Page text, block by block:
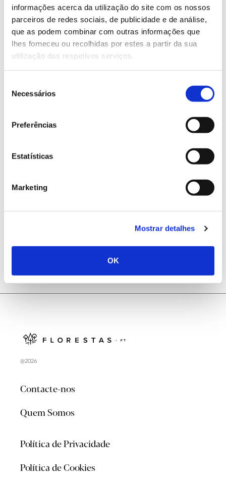
informações acerca da utilização do site com os nossos
parceiros de redes sociais, de publicidade e de análise,
que as podem combinar com outras informações que
lhes forneceu ou recolhidas por estes a partir da sua
utilização dos respetivos serviços.
Necessários
Preferências
Estatísticas
Marketing
Mostrar detalhes
OK
13.07.2026
Genoma do priolo e de outras espécies em risco:
conhecer para conservar
02.07.2026
Registar galhas de Trichi em acácia-das-espigas:
cidadãos chamados a ajudar
Natureza e florestas procuram jovens voluntários
no verão 2026
@2026
Contacte-nos
Quem Somos
Política de Privacidade
Política de Cookies